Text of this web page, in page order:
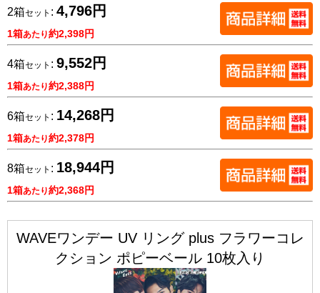
2箱セット : 4,796円
1箱あたり約2,398円
4箱セット : 9,552円
1箱あたり約2,388円
6箱セット : 14,268円
1箱あたり約2,378円
8箱セット : 18,944円
1箱あたり約2,368円
WAVEワンデー UV リング plus フラワーコレ
クション ポピーベール 10枚入り